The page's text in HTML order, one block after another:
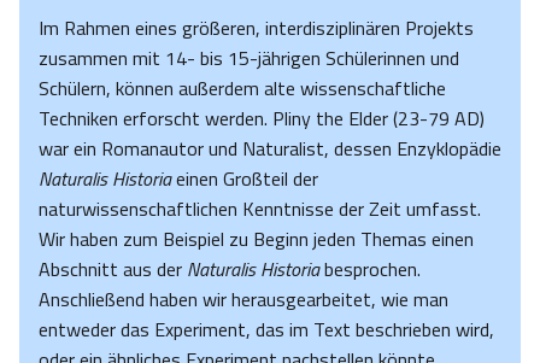
Im Rahmen eines größeren, interdisziplinären Projekts
zusammen mit 14- bis 15-jährigen Schülerinnen und
Schülern, können außerdem alte wissenschaftliche
Techniken erforscht werden. Pliny the Elder (23-79 AD)
war ein Romanautor und Naturalist, dessen Enzyklopädie
Naturalis Historiaeinen Großteil der
naturwissenschaftlichen Kenntnisse der Zeit umfasst.
Wir haben zum Beispiel zu Beginn jeden Themas einen
Abschnitt aus der Naturalis Historiabesprochen.
Anschließend haben wir herausgearbeitet, wie man
entweder das Experiment, das im Text beschrieben wird,